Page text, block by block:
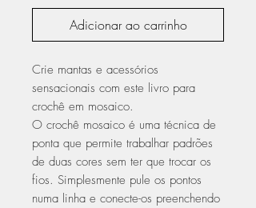
Adicionar ao carrinho
Crie mantas e acessórios
sensacionais com este livro para
crochê em mosaico.
O crochê mosaico é uma técnica de
ponta que permite trabalhar padrões
de duas cores sem ter que trocar os
fios. Simplesmente pule os pontos
numa linha e conecte-os preenchendo